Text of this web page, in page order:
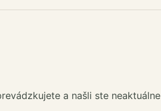
a našli ste neaktuálne